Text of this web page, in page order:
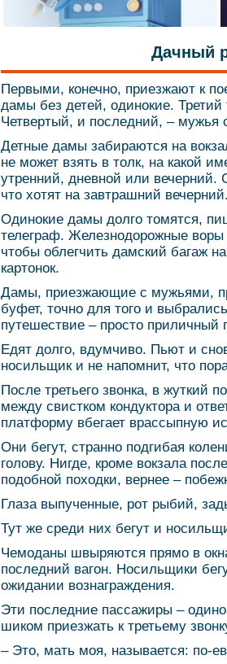
Дачный
Первыми, конечно, приезжают к
дамы без детей, одинокие.
Четвертый, и последний, – мужья
Детные дамы забираются на
не может взять в толк, на какой
утренний, дневной или вечерний.
что хотят на завтрашний вечерний.
Одинокие дамы долго томятся,
телеграф. Железнодорожные
чтобы облегчить дамский багаж
картонок.
Дамы, приезжающие с мужьями,
буфет, точно для того и
путешествие – просто приличный
Едят долго, вдумчиво. Пьют и
носильщик и не напомнит, что
После третьего звонка, в жуткий
между свистком кондуктора и
платформу вбегает врассыпную
Они бегут, странно подгибая
голову. Нигде, кроме вокзала
подобной походки, вернее –
Глаза выпученные, рот рыбий,
Тут же среди них бегут и
Чемоданы швыряются прямо в
последний вагон. Носильщики
ожидании вознаграждения.
Эти последние пассажиры –
шиком приезжать к третьему
– Это, мать моя, называется: по-